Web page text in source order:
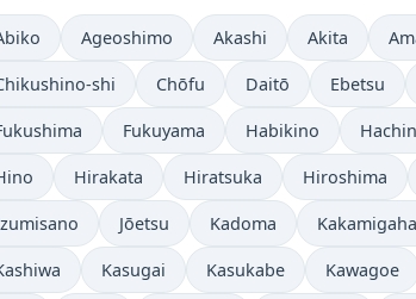
Ageoshimo Akashi Akita
shi Chōfu Daitō Ebetsu
Fukuyama Habikino
Hirakata Hiratsuka Hiroshima
Jōetsu Kadoma
Kasugai Kasukabe Kawagoe